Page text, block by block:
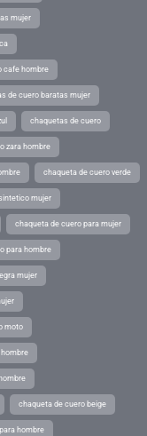
mujer
cafe hombre
de cuero baratas mujer
chaquetas de cuero
zara hombre
chaqueta de cuero verde
mujer
chaqueta de cuero para mujer
para hombre
mujer
moto
chaqueta de cuero beige
hombre